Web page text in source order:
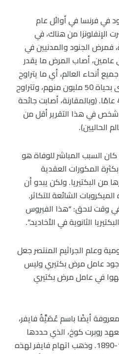
في فرنسا في أوائل عام
الإنفلونزا من هناك، في
فمرض الجنود والمدنيين في
أصاب المرض ما يقدر
جميع أنحاء العالم، أي ما يتراوح
بين ربع وثلث السكان، وأودى بحياة 50 مليون منهم، وتتراوح
أعمار معظمهم بين 20 و40 عامًا. (وبالمقارنة، أصابت جائحة
750 مليون شخص في هذا التقرير أقل من
السبب المباشر للوفاة هو
بكثرة المكورات العقدية
من البكتيريا. ولكن يبدو أن
الشائعة للتكاثر.
في وقت لاحق: “هذا الفيروس
الثانوية في الأخاديد.”.
وعلم الجراثيم المنتصر جعل
عامل مرض بكتيري وليس
في عامل مرض بكتيري
أيضًا باسم عُصَيَّةُ فايفر،
روبرت كوخ، الذي حددها
كسبب لوباء الإنفلونزا 1889-1890. وذهب اتهام فايفر لهذه